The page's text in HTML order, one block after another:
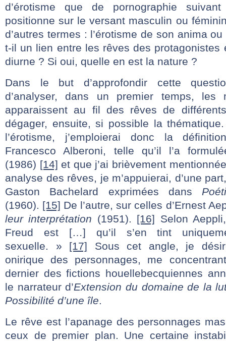
d’érotisme que de pornographie
positionne sur le versant masculin ou
d’autres termes : l’érotisme de son anima
t-il un lien entre les rêves des protagonistes
diurne ? Si oui, quelle en est la nature ?
Dans le but d’approfondir cette
d’analyser, dans un premier temps, les
apparaissent au fil des rêves de
dégager, ensuite, si possible la
l’érotisme, j’emploierai donc la
Francesco Alberoni, telle qu’il l’a
(1986) [14] et que j’ai brièvement
analyse des rêves, je m’appuierai, d’une
Gaston Bachelard exprimées dans
(1960). [15] De l’autre, sur celles d’Ernest
leur interprétation (1951). [16] Selon
Freud est […] qu’il s’en tint
sexuelle. » [17] Sous cet angle, je
onirique des personnages, me
dernier des fictions houellebecquiennes
le narrateur d’Extension du domaine de la
Possibilité d’une île.
Le rêve est l’apanage des personnages
ceux de premier plan. Une certaine